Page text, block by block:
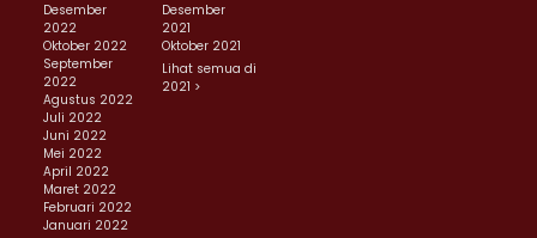
Desember
2022
Oktober 2022
September
2022
Agustus 2022
Juli 2022
Juni 2022
Mei 2022
April 2022
Maret 2022
Februari 2022
Januari 2022
Desember
2021
Oktober 2021
Lihat semua di
2021 >